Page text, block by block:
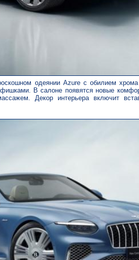
одеянии Azure с обилием
В салоне появятся новые
Декор интерьера включит